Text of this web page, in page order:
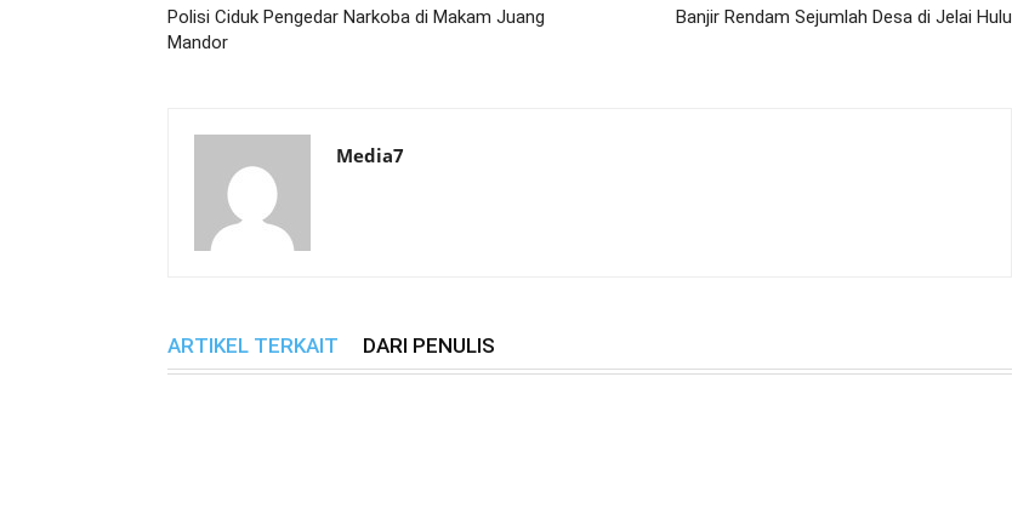
Polisi Ciduk Pengedar Narkoba di Makam Juang
Mandor
Banjir Rendam Sejumlah Desa di Jelai Hulu
Media7
ARTIKEL TERKAIT DARI PENULIS